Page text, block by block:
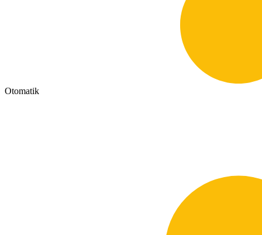
Otomatik